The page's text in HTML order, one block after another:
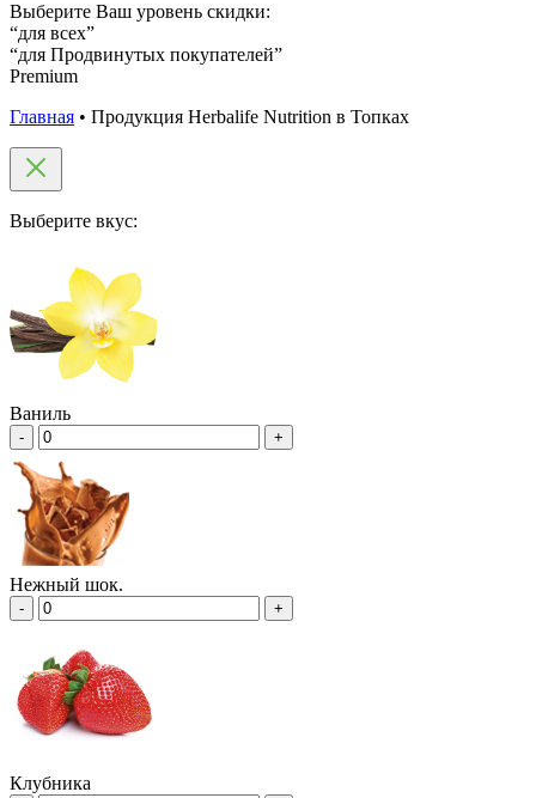
Выберите Ваш уровень скидки:
“для всех”
“для Продвинутых покупателей”
Premium
Главная • Продукция Herbalife Nutrition в Топках
Выберите вкус:
Ваниль
- +
Нежный шок.
- +
Клубника